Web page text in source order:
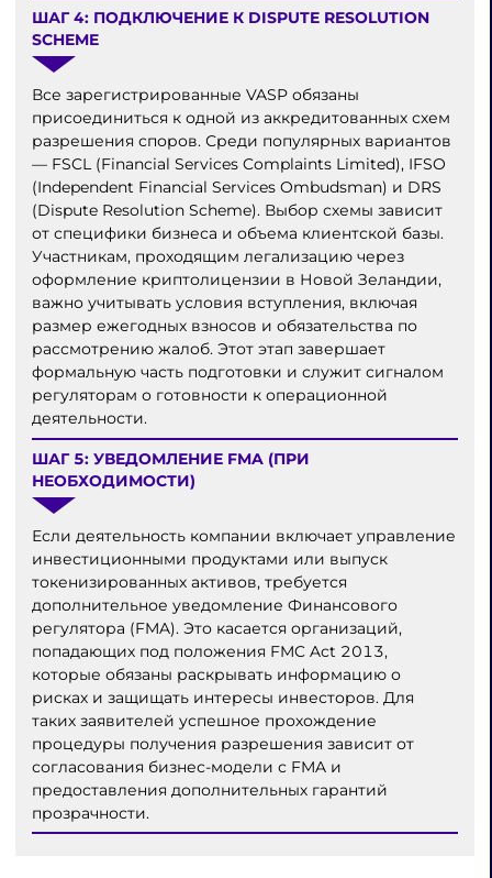
ШАГ 4: ПОДКЛЮЧЕНИЕ К DISPUTE RESOLUTION
SCHEME
Все зарегистрированные VASP обязаны
присоединиться к одной из аккредитованных схем
разрешения споров. Среди популярных вариантов
— FSCL (Financial Services Complaints Limited), IFSO
(Independent Financial Services Ombudsman) и DRS
(Dispute Resolution Scheme). Выбор схемы зависит
от специфики бизнеса и объема клиентской базы.
Участникам, проходящим легализацию через
оформление криптолицензии в Новой Зеландии,
важно учитывать условия вступления, включая
размер ежегодных взносов и обязательства по
рассмотрению жалоб. Этот этап завершает
формальную часть подготовки и служит сигналом
регуляторам о готовности к операционной
деятельности.
ШАГ 5: УВЕДОМЛЕНИЕ FMA (ПРИ
НЕОБХОДИМОСТИ)
Если деятельность компании включает управление
инвестиционными продуктами или выпуск
токенизированных активов, требуется
дополнительное уведомление Финансового
регулятора (FMA). Это касается организаций,
попадающих под положения FMC Act 2013,
которые обязаны раскрывать информацию о
рисках и защищать интересы инвесторов. Для
таких заявителей успешное прохождение
процедуры получения разрешения зависит от
согласования бизнес-модели с FMA и
предоставления дополнительных гарантий
прозрачности.